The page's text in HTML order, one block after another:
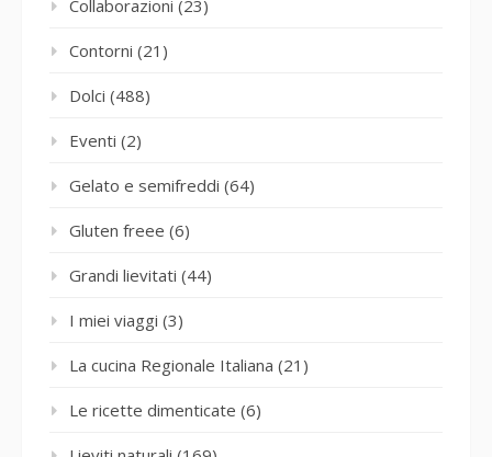
Collaborazioni (23)
Contorni (21)
Dolci (488)
Eventi (2)
Gelato e semifreddi (64)
Gluten freee (6)
Grandi lievitati (44)
I miei viaggi (3)
La cucina Regionale Italiana (21)
Le ricette dimenticate (6)